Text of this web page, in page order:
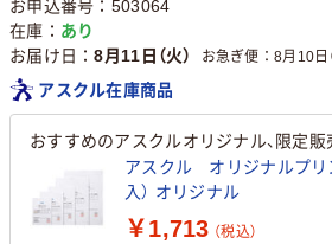
お申込番号
503064
在庫
あり
お届け日
8月11日（火） お急ぎ便 8月10日
アスクル在庫商品
おすすめのアスクルオリジナル、限定販
アスクル オリジナルプリ
入） オリジナル
￥1,713 （税込）